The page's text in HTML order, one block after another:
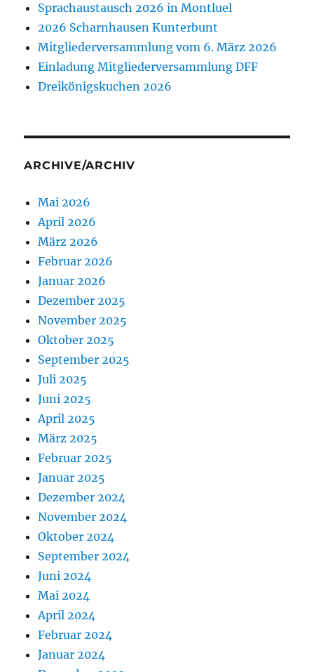
Sprachaustausch 2026 in Montluel
2026 Scharnhausen Kunterbunt
Mitgliederversammlung vom 6. März 2026
Einladung Mitgliederversammlung DFF
Dreikönigskuchen 2026
ARCHIVE/ARCHIV
Mai 2026
April 2026
März 2026
Februar 2026
Januar 2026
Dezember 2025
November 2025
Oktober 2025
September 2025
Juli 2025
Juni 2025
April 2025
März 2025
Februar 2025
Januar 2025
Dezember 2024
November 2024
Oktober 2024
September 2024
Juni 2024
Mai 2024
April 2024
Februar 2024
Januar 2024